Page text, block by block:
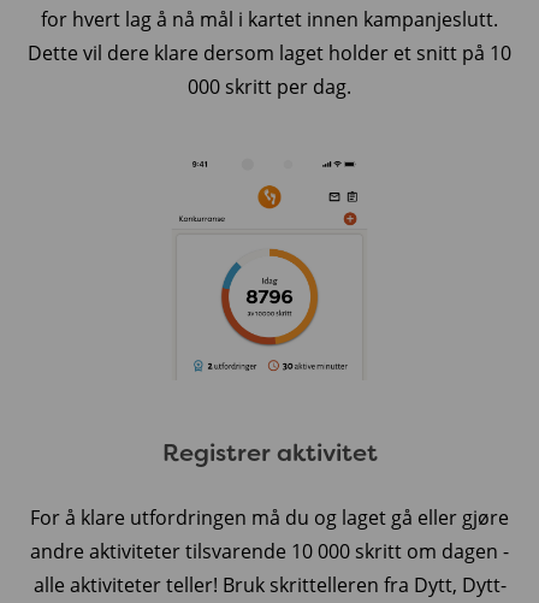
for hvert lag å nå mål i kartet innen kampanjeslutt.
Dette vil dere klare dersom laget holder et snitt på 10
000 skritt per dag.
Registrer aktivitet
For å klare utfordringen må du og laget gå eller gjøre
andre aktiviteter tilsvarende 10 000 skritt om dagen -
alle aktiviteter teller! Bruk skrittelleren fra Dytt, Dytt-